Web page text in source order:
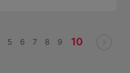
5 6 7 8 9 10